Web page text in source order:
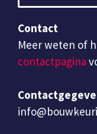
Contact
Meer weten of
contactpagina